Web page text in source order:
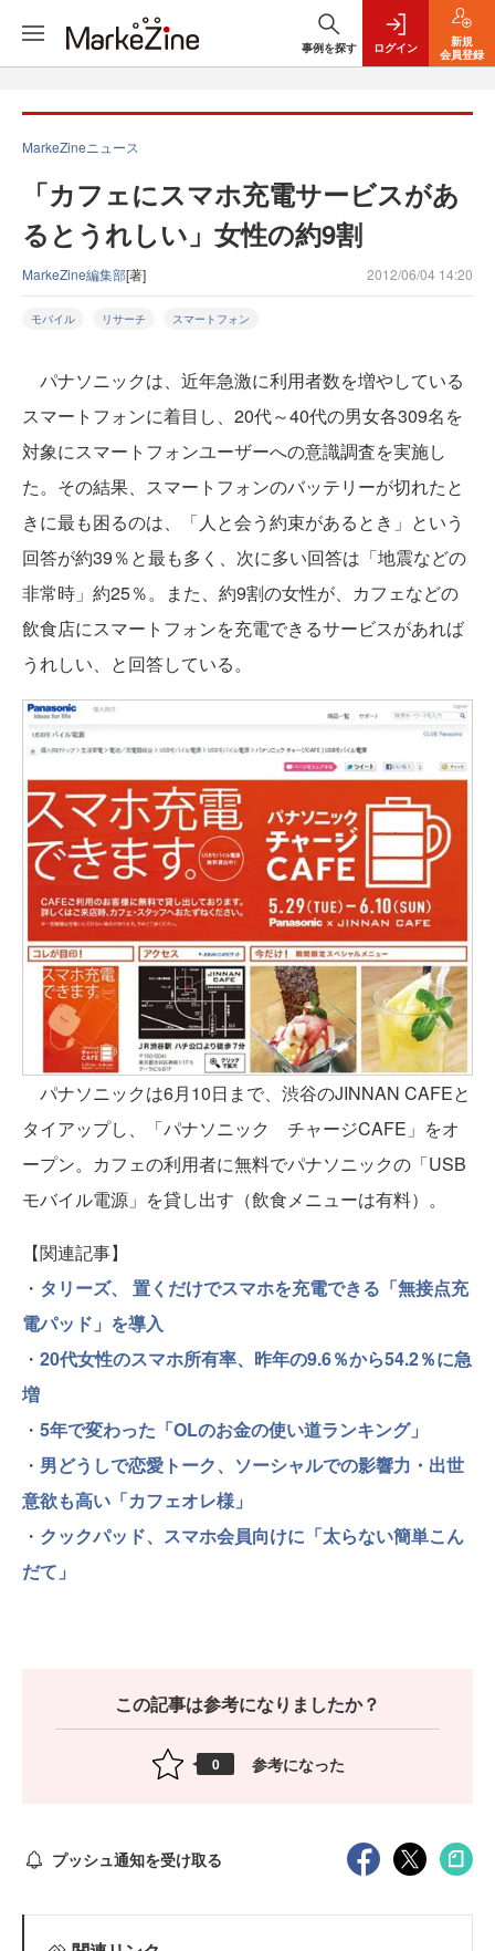
事例を探す ログイン
新規
会員登録
MarkeZineニュース
「カフェにスマホ充電サービスがあ
るとうれしい」女性の約9割
MarkeZine編集部[著] 2012/06/04 14:20
モバイル リサーチ スマートフォン
パナソニックは、近年急激に利用者数を増やしている
スマートフォンに着目し、20代～40代の男女各309名を
対象にスマートフォンユーザーへの意識調査を実施し
た。その結果、スマートフォンのバッテリーが切れたと
きに最も困るのは、「人と会う約束があるとき」という
回答が約39％と最も多く、次に多い回答は「地震などの
非常時」約25％。また、約9割の女性が、カフェなどの
飲食店にスマートフォンを充電できるサービスがあれば
うれしい、と回答している。
パナソニックは6月10日まで、渋谷のJINNAN CAFEと
タイアップし、「パナソニック チャージCAFE」をオ
ープン。カフェの利用者に無料でパナソニックの「USB
モバイル電源」を貸し出す（飲食メニューは有料）。
【関連記事】
・ タリーズ、 置くだけでスマホを充電できる「無接点充
電パッド」を導入
・ 20代女性のスマホ所有率、昨年の9.6％から54.2％に急
増
・ 5年で変わった「OLのお金の使い道ランキング」
・ 男どうしで恋愛トーク、ソーシャルでの影響力・出世
意欲も高い「カフェオレ様」
・ クックパッド、スマホ会員向けに「太らない簡単こん
だて」
この記事は参考になりましたか？
0 参考になった
プッシュ通知を受け取る